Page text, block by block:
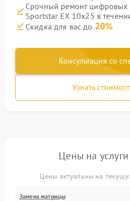
Срочный ремонт цифровых
Sportstar EX 10x25 в
Скидка для вас до 20%
Консультация со
Узнать
Цены на
Цены актуальны на
Замена матрицы